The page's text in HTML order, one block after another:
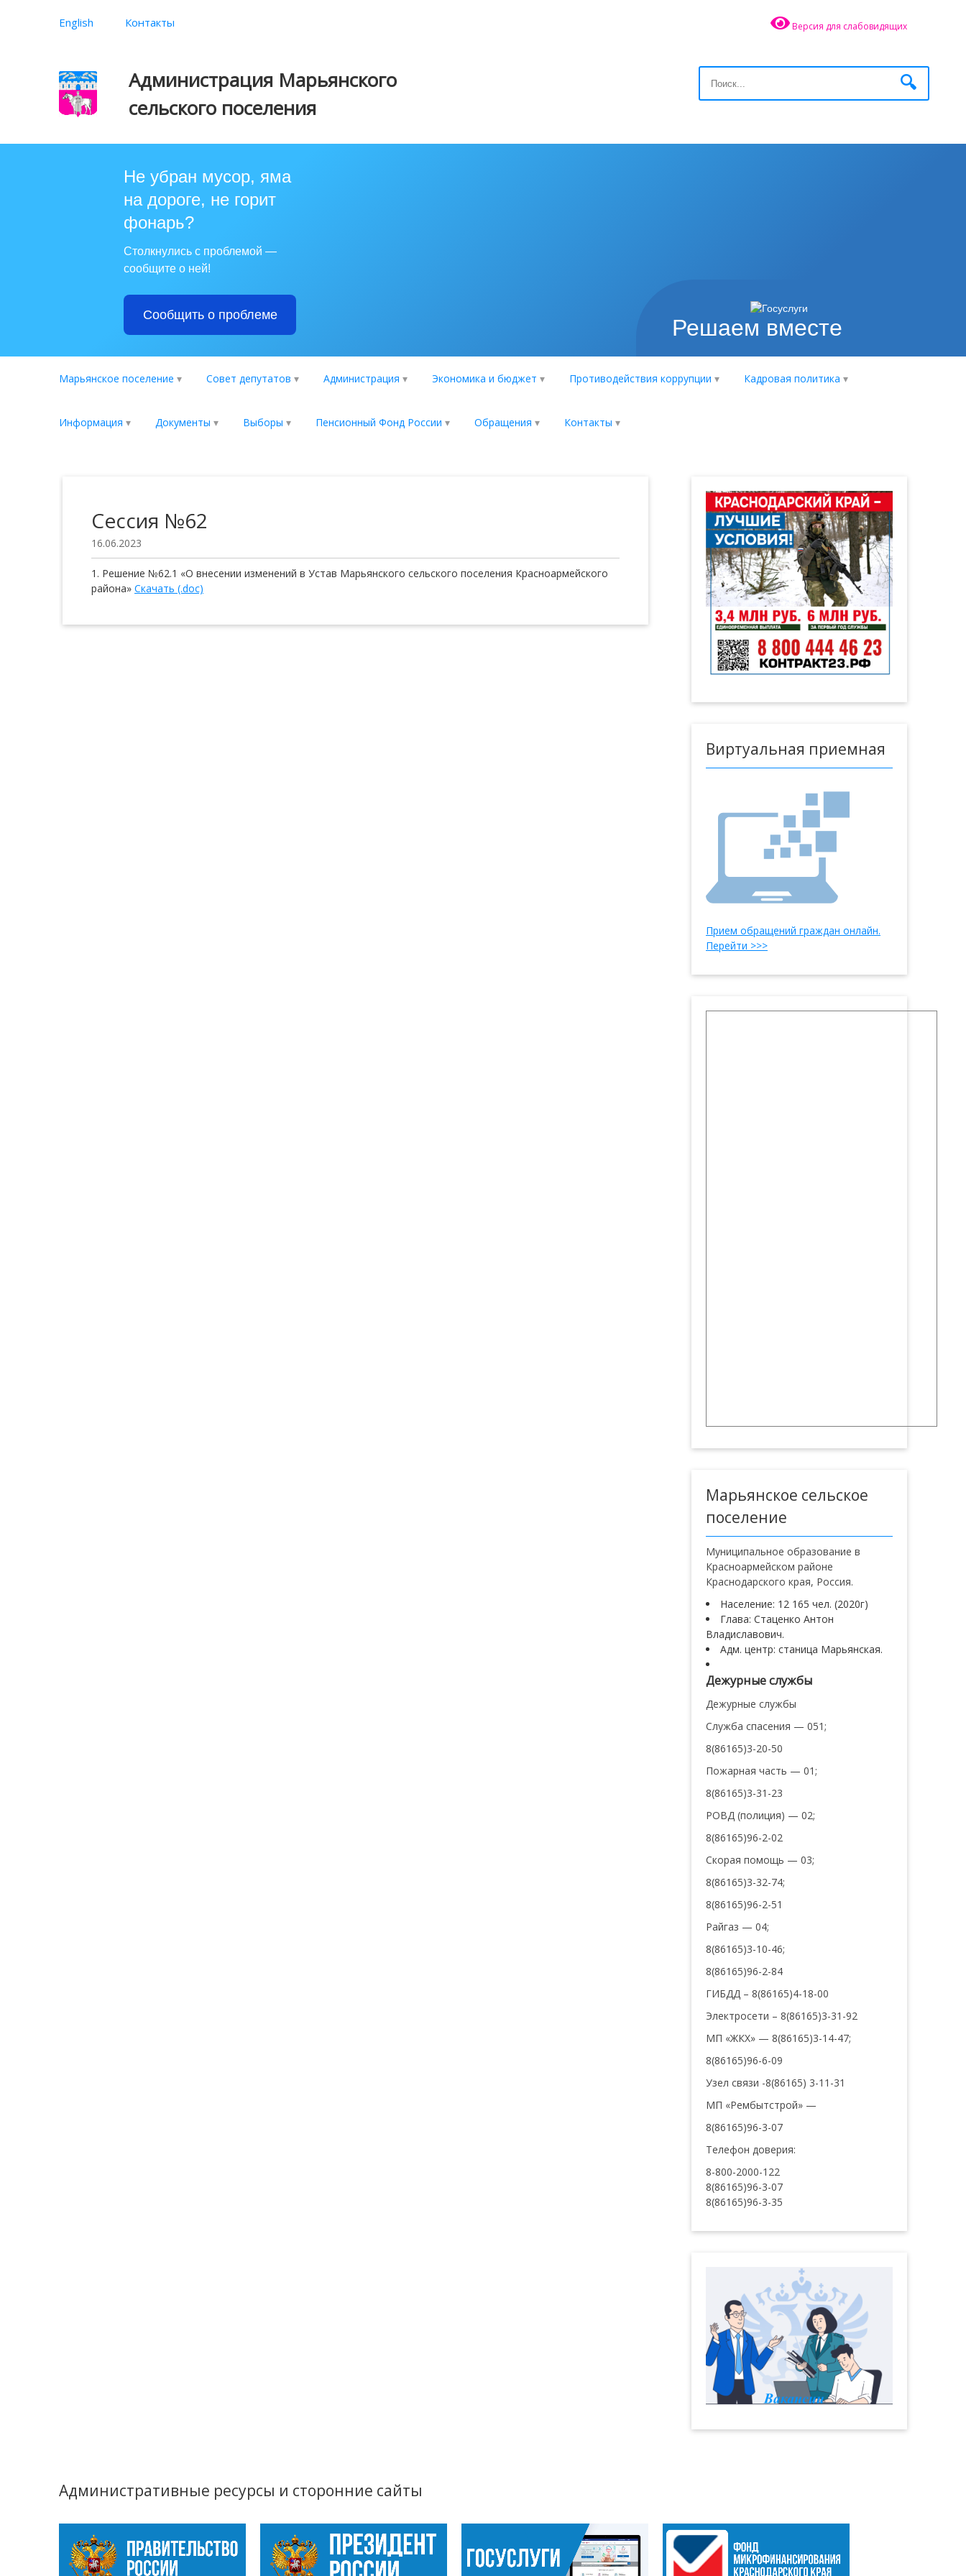
English Контакты Версия для слабовидящих
Администрация Марьянского
сельского поселения
Решаем вместе
Не убран мусор, яма
на дороге, не горит
фонарь?
Столкнулись с проблемой —
сообщите о ней!
Сообщить о проблеме
Марьянское поселение Совет депутатов Администрация Экономика и бюджет Противодействия коррупции Кадровая политика
Информация Документы Выборы Пенсионный Фонд России Обращения Контакты
Сессия №62
16.06.2023
Решение №62.1 «О внесении изменений в Устав Марьянского сельского поселения Красноармейского
района» Скачать (.doc)
Виртуальная приемная
Прием обращений граждан онлайн.
Перейти >>>
Марьянское сельское
поселение
Муниципальное образование в
Красноармейском районе
Краснодарского края, Россия.
Население: 12 165 чел. (2020г)
Глава: Стаценко Антон
Владиславович.
Адм. центр: станица Марьянская.
Дежурные службы
Дежурные службы
Служба спасения — 051;
8(86165)3-20-50
Пожарная часть — 01;
8(86165)3-31-23
РОВД (полиция) — 02;
8(86165)96-2-02
Скорая помощь — 03;
8(86165)3-32-74;
8(86165)96-2-51
Райгаз — 04;
8(86165)3-10-46;
8(86165)96-2-84
ГИБДД – 8(86165)4-18-00
Электросети – 8(86165)3-31-92
МП «ЖКХ» — 8(86165)3-14-47;
8(86165)96-6-09
Узел связи -8(86165) 3-11-31
МП «Рембытстрой» —
8(86165)96-3-07
Телефон доверия:
8-800-2000-122
8(86165)96-3-07
8(86165)96-3-35
Административные ресурсы и сторонние сайты